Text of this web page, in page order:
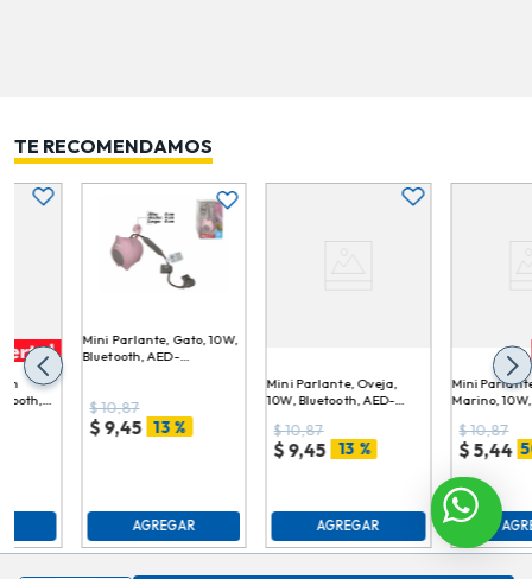
TE RECOMENDAMOS
Mini Parlante, Gato, 10W,
Bluetooth, AED-XIX00004
9,45 13 %
AGREGAR
Mini Parlante, Oveja, 10W,
Bluetooth, AED-XIX00004
10,87
AGREGAR
Mini
10W,
XIX00004
$10,87
$5,44